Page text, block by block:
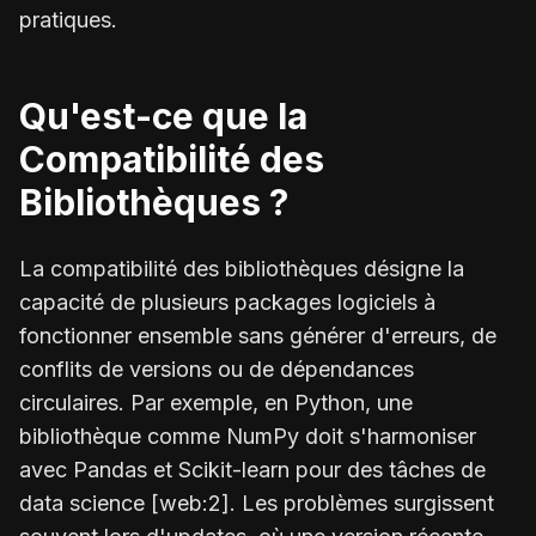
pratiques.
Qu'est-ce que la
Compatibilité des
Bibliothèques ?
La compatibilité des bibliothèques désigne la
capacité de plusieurs packages logiciels à
fonctionner ensemble sans générer d'erreurs, de
conflits de versions ou de dépendances
circulaires. Par exemple, en Python, une
bibliothèque comme NumPy doit s'harmoniser
avec Pandas et Scikit-learn pour des tâches de
data science [web:2]. Les problèmes surgissent